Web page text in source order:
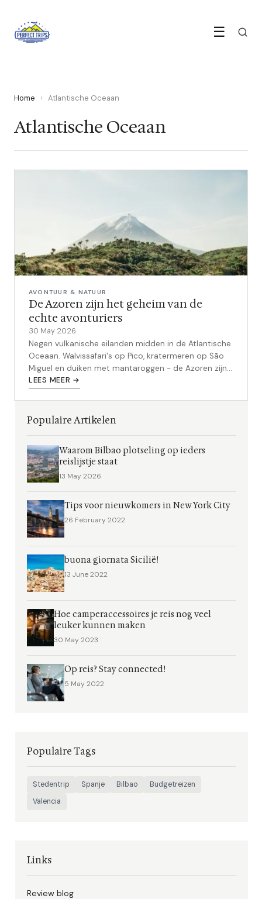
☰
Home › Atlantische Oceaan
Atlantische Oceaan
AVONTUUR & NATUUR
De Azoren zijn het geheim van de
echte avonturiers
30 May 2026
Negen vulkanische eilanden midden in de Atlantische
Oceaan. Walvissafari's op Pico, kratermeren op São
Miguel en duiken met mantaroggen - de Azoren zijn
het best bewaarde avontuurgeheim van Europa.
LEES MEER →
Populaire Artikelen
Waarom Bilbao plotseling op ieders
reislijstje staat
13 May 2026
Tips voor nieuwkomers in New York City
26 February 2022
buona giornata Sicilië!
13 June 2022
Hoe camperaccessoires je reis nog veel
leuker kunnen maken
30 May 2023
Op reis? Stay connected!
5 May 2022
Populaire Tags
Stedentrip Spanje Bilbao
Budgetreizen
Valencia
Links
Review blog